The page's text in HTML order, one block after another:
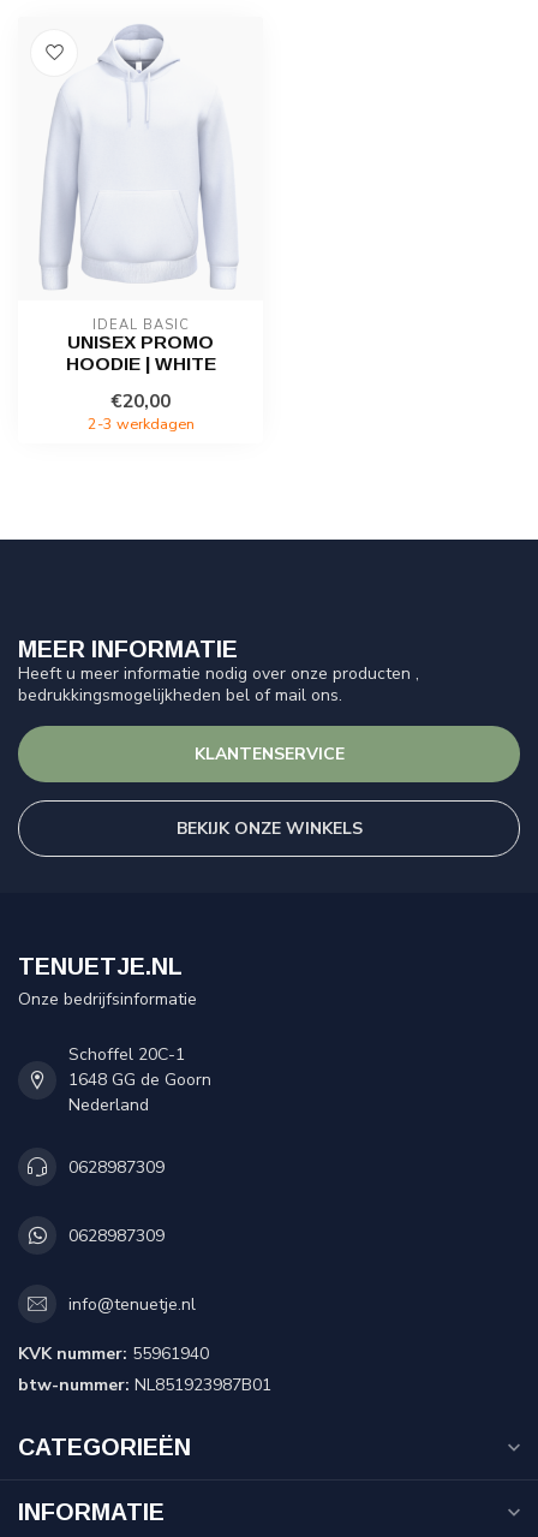
IDEAL BASIC
UNISEX PROMO
HOODIE | WHITE
€20,00
2-3 werkdagen
MEER INFORMATIE
Heeft u meer informatie nodig over onze producten ,
bedrukkingsmogelijkheden bel of mail ons.
KLANTENSERVICE
BEKIJK ONZE WINKELS
TENUETJE.NL
Onze bedrijfsinformatie
Schoffel 20C-1
1648 GG de Goorn
Nederland
0628987309
0628987309
info@tenuetje.nl
KVK nummer: 55961940
btw-nummer: NL851923987B01
CATEGORIEËN
INFORMATIE